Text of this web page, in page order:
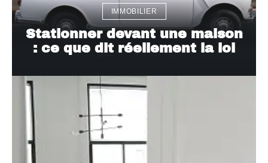
IMMOBILIER
Stationner devant une maison
: ce que dit réellement la loi